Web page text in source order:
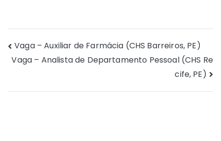
Navegação
de
Post
Vaga – Auxiliar de Farmácia (CHS Barreiros, PE)
Vaga – Analista de Departamento Pessoal (CHS Re
cife, PE)